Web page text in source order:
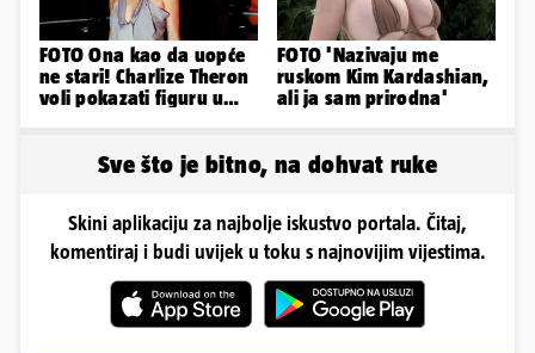
FOTO Ona kao da uopće
ne stari! Charlize Theron
voli pokazati figuru u
FOTO 'Nazivaju me
ruskom Kim Kardashian,
ali ja sam prirodna'
Sve što je bitno, na dohvat ruke
Skini aplikaciju za najbolje iskustvo portala. Čitaj,
komentiraj i budi uvijek u toku s najnovijim vijestima.